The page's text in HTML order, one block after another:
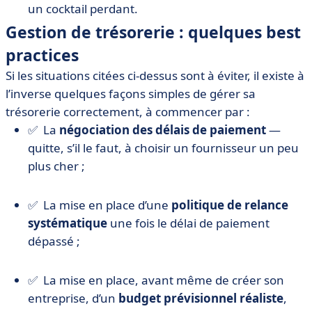
un cocktail perdant.
Gestion de trésorerie : quelques best
practices
Si les situations citées ci-dessus sont à éviter, il existe à
l’inverse quelques façons simples de gérer sa
trésorerie correctement, à commencer par :
✅ La négociation des délais de paiement—
quitte, s’il le faut, à choisir un fournisseur un peu
plus cher ;
✅ La mise en place d’une politique de relance
systématique une fois le délai de paiement
dépassé ;
✅ La mise en place, avant même de créer son
entreprise, d’un budget prévisionnel réaliste,